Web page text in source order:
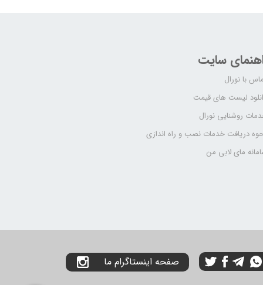
سایت
با نورال
لیست های قیمت
روشنایی نورال
دریافت خدمات نصب و راه اندازی
مای لابی من
صفحه اینستاگرام ما